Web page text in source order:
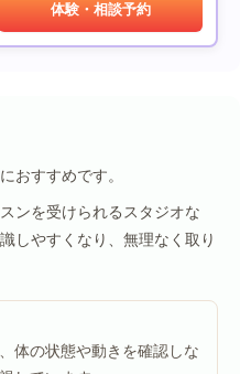
体験・相談予約
おすすめです。
ンを受けられるスタジオな
しやすくなり、無理なく取り
体の状態や動きを確認しな